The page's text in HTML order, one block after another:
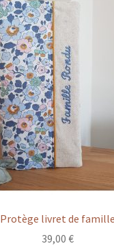
Protège livret de famille
39,00 €